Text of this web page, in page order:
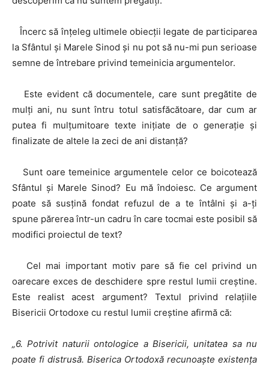
Încerc să înțeleg ultimele obiecții legate de participarea
la Sfântul și Marele Sinod și nu pot să nu-mi pun serioase
semne de întrebare privind temeinicia argumentelor.
Este evident că documentele, care sunt pregătite de
mulți ani, nu sunt întru totul satisfăcătoare, dar cum ar
putea fi mulțumitoare texte inițiate de o generație și
finalizate de altele la zeci de ani distanță?
Sunt oare temeinice argumentele celor ce boicotează
Sfântul și Marele Sinod? Eu mă îndoiesc. Ce argument
poate să susțină fondat refuzul de a te întâlni și a-ți
spune părerea într-un cadru în care tocmai este posibil să
modifici proiectul de text?
Cel mai important motiv pare să fie cel privind un
oarecare exces de deschidere spre restul lumii creștine.
Este realist acest argument? Textul privind relațiile
Bisericii Ortodoxe cu restul lumii creștine afirmă că:
„6. Potrivit naturii ontologice a Bisericii, unitatea sa nu
poate fi distrusă. Biserica Ortodoxă recunoaşte existenţa